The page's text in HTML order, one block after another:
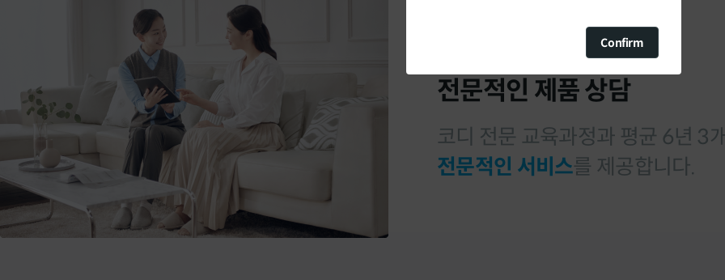
Confirm
전문적인 제품 상담
코디 전문 교육과정과 평균 6년 3
전문적인 서비스를 제공합니다.